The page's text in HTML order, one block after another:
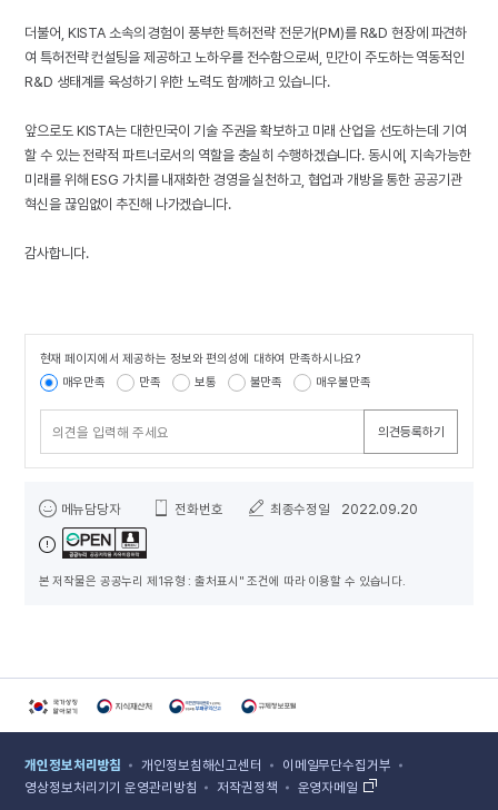
더불어, KISTA 소속의 경험이 풍부한 특허전략 전문가(PM)를 R&D 현장에 파견하
여 특허전략 컨설팅을 제공하고 노하우를 전수함으로써, 민간이 주도하는 역동적인
R&D 생태계를 육성하기 위한 노력도 함께하고 있습니다.
앞으로도 KISTA는 대한민국이 기술 주권을 확보하고 미래 산업을 선도하는데 기여
할 수 있는 전략적 파트너로서의 역할을 충실히 수행하겠습니다. 동시에, 지속가능한
미래를 위해 ESG 가치를 내재화한 경영을 실천하고, 협업과 개방을 통한 공공기관
혁신을 끊임없이 추진해 나가겠습니다.
감사합니다.
콘텐츠 만족도 조사
현재 페이지에서 제공하는 정보와 편의성에 대하여 만족하시나요?
매우만족
만족 보통 불만족 매우불만족
의견등록하기
메뉴담당자 전화번호 최종수정일 2022.09.20
본 저작물은 공공누리 제1유형 : 출처표시" 조건에 따라 이용할 수 있습니다.
개인정보처리방침 개인정보침해신고센터
이메일무단수집거부
영상정보처리기기 운영관리방침
저작권정책 운영자메일